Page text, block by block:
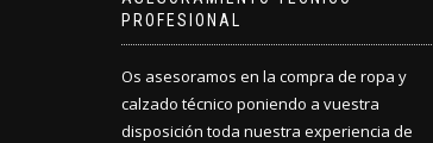
PROFESIONAL
Os asesoramos en la compra de ropa y
calzado técnico poniendo a vuestra
disposición toda nuestra experiencia de